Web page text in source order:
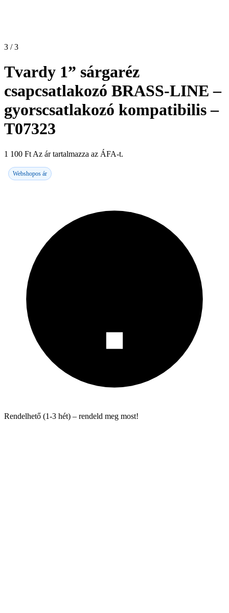
3 / 3
Tvardy 1” sárgaréz
csapcsatlakozó BRASS-LINE –
gyorscsatlakozó kompatibilis –
T07323
1 100 Ft Az ár tartalmazza az ÁFA-t.
Webshopos ár
Rendelhető (1-3 hét) – rendeld meg most!